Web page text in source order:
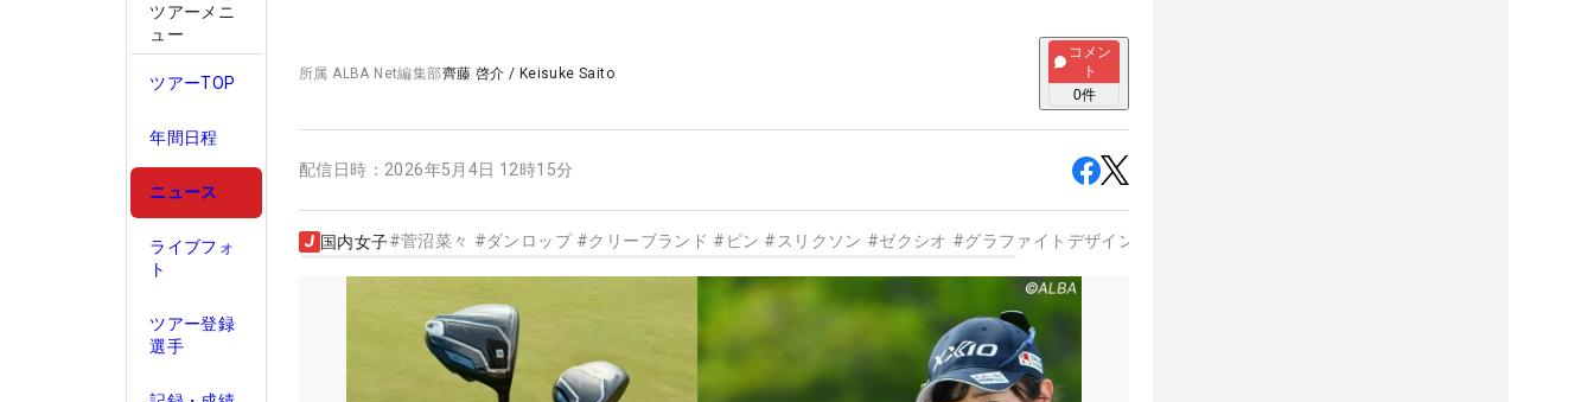
ツアーメニ
ュー
ツアーTOP
年間日程
ニュース
ライブフォ
ト
ツアー登録
選手
所属ALBA Net編集部齊藤 啓介 / Keisuke Saito
コメン
ト
0件
配信日時： 2026年5月4日 12時15分
国内女子#菅沼菜々 #ダンロップ #クリーブランド # ピン # スリクソン #ゼクシオ #グラファイトデザイン